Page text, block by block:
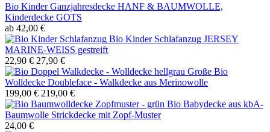
Bio Kinder Ganzjahresdecke HANF & BAUMWOLLE,
Kinderdecke GOTS
ab 42,00 €
Bio Kinder Schlafanzug JERSEY
MARINE-WEISS gestreift
22,90 € 27,90 €
Große Bio
Wolldecke Doubleface - Walkdecke aus Merinowolle
199,00 € 219,00 €
Bio Babydecke aus kbA-
Baumwolle Strickdecke mit Zopf-Muster
24,00 €